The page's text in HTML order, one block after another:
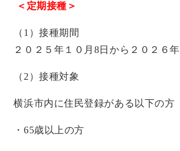
＜定期接種＞
（1）接種期間
２０２５年１０月8日から２０２６年
（2）接種対象
横浜市内に住民登録がある以下の方
・65歳以上の方